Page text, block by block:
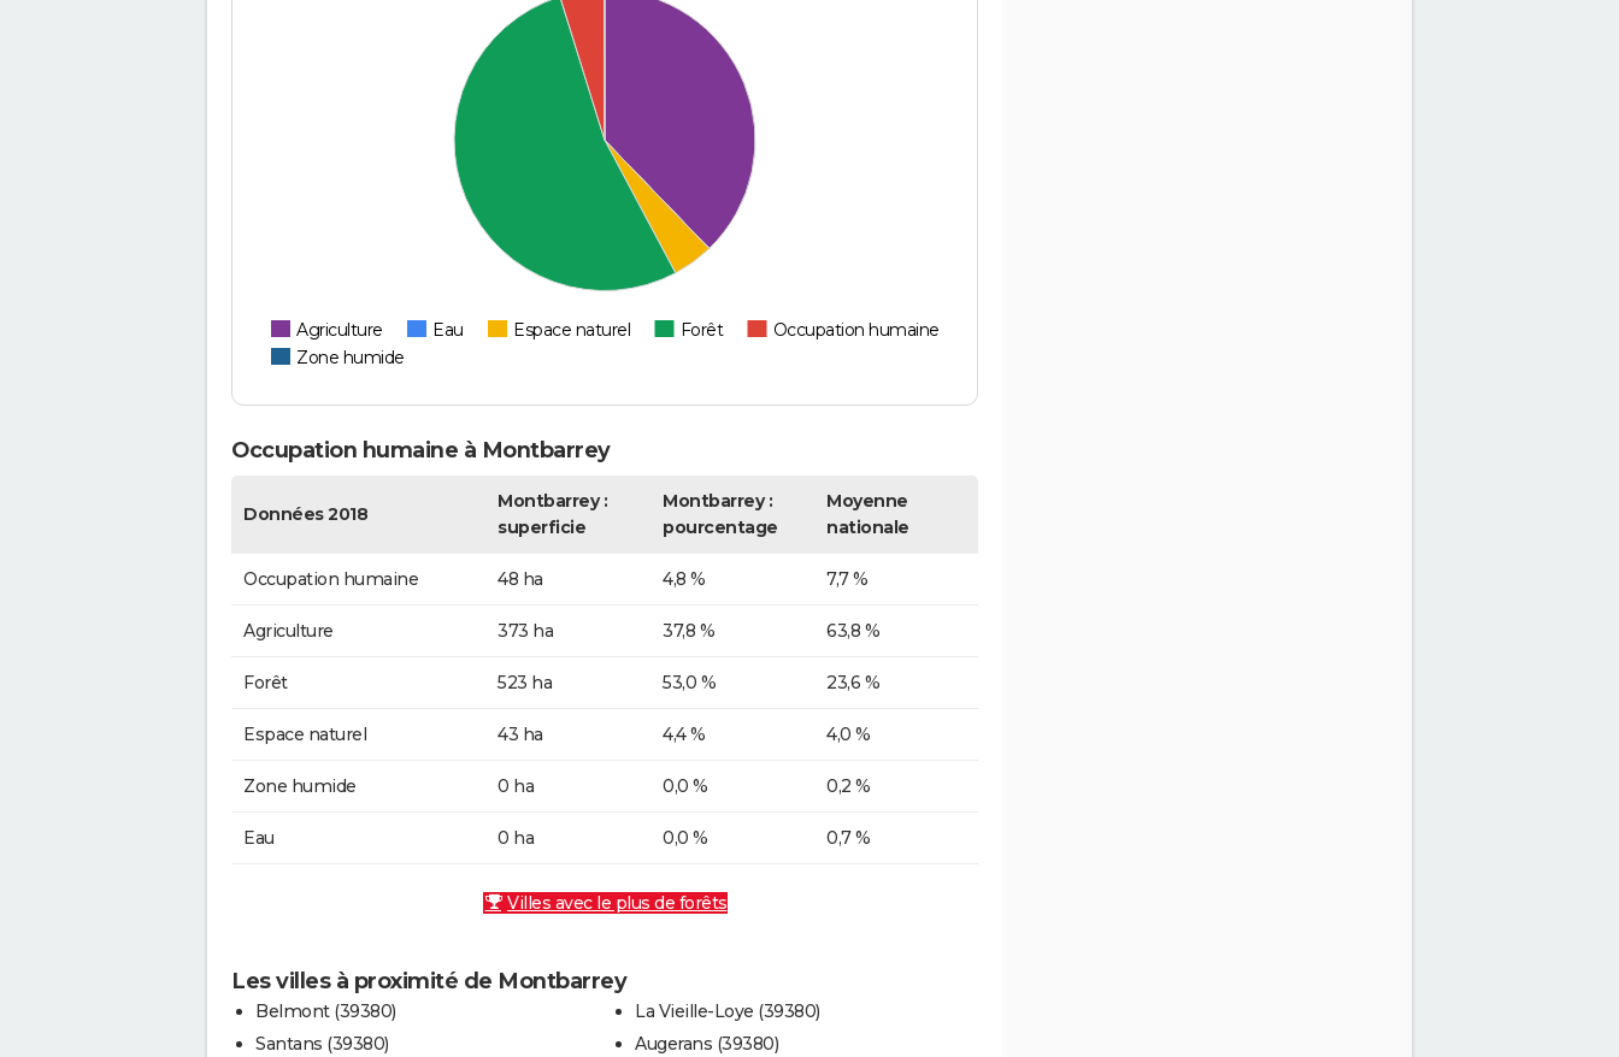
Agriculture Eau Espace naturel Forêt
Occupation humaine
Zone humide
Occupation humaine à Montbarrey
Données 2018
Montbarrey :
superficie
Montbarrey :
pourcentage
Moyenne
nationale
Occupation humaine 48 ha 4,8 % 7,7 %
Agriculture 373 ha 37,8 % 63,8 %
Forêt 523 ha 53,0 % 23,6 %
Espace naturel 43 ha 4,4 % 4,0 %
Zone humide 0 ha 0,0 % 0,2 %
Eau 0 ha 0,0 % 0,7 %
Villes avec le plus de forêts
Les villes à proximité de Montbarrey
Belmont (39380)
Santans (39380)
La Vieille-Loye (39380)
Augerans (39380)